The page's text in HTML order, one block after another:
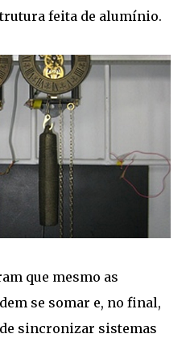
feita de alumínio.
que mesmo as
se somar e, no final,
sincronizar sistemas